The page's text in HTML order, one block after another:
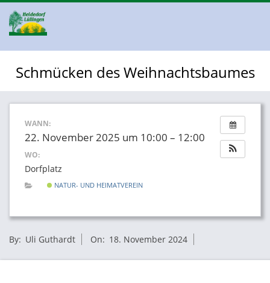
Skip
H
E
D
E
D
O
Navigation
Menu
Schmücken des Weihnachtsbaumes
WANN:
22. November 2025 um 10:00 – 12:00
WO:
Dorfplatz
NATUR- UND HEIMATVEREIN
2024-
11-
18
By: Uli Guthardt On: 18. November 2024